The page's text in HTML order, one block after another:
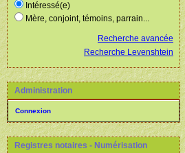
Intéressé(e)
Mère, conjoint, témoins, parrain...
Recherche avancée
Recherche Levenshtein
Administration
Connexion
Registres notaires - Numérisation